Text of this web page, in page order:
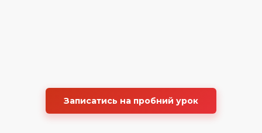
Записатись на пробний урок